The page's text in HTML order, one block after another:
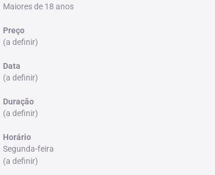
Maiores de 18 anos
Preço
(a definir)
Data
(a definir)
Duração
(a definir)
Horário
Segunda-feira
(a definir)